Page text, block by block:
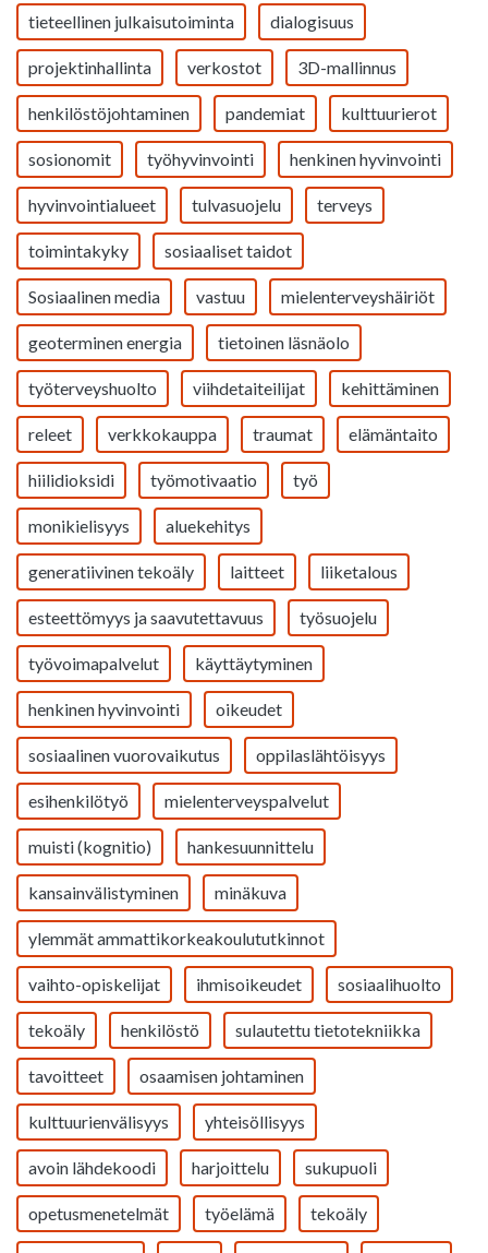
tieteellinen julkaisutoiminta dialogisuus
projektinhallinta verkostot 3D-mallinnus
henkilöstöjohtaminen pandemiat kulttuurierot
sosionomit työhyvinvointi henkinen hyvinvointi
hyvinvointialueet tulvasuojelu terveys
toimintakyky sosiaaliset taidot
Sosiaalinen media vastuu mielenterveyshäiriöt
geoterminen energia tietoinen läsnäolo
työterveyshuolto viihdetaiteilijat kehittäminen
releet verkkokauppa traumat elämäntaito
hiilidioksidi työmotivaatio työ
monikielisyys aluekehitys
generatiivinen tekoäly laitteet liiketalous
esteettömyys ja saavutettavuus työsuojelu
työvoimapalvelut käyttäytyminen
henkinen hyvinvointi oikeudet
sosiaalinen vuorovaikutus oppilaslähtöisyys
esihenkilötyö mielenterveyspalvelut
muisti (kognitio) hankesuunnittelu
kansainvälistyminen minäkuva
ylemmät ammattikorkeakoulututkinnot
vaihto-opiskelijat ihmisoikeudet sosiaalihuolto
tekoäly henkilöstö sulautettu tietotekniikka
tavoitteet osaamisen johtaminen
kulttuurienvälisyys yhteisöllisyys
avoin lähdekoodi harjoittelu sukupuoli
opetusmenetelmät työelämä tekoäly